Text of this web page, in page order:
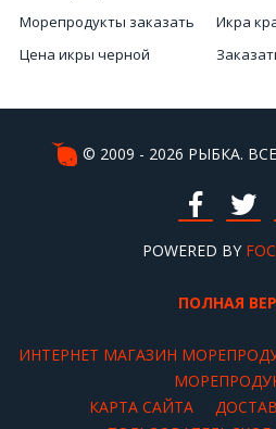
Морепродукты заказать
Цена икры черной
Заказать креветки Киев
Красная икра стоимость
Икра
Мясо
Мидиии
© 2009 - 2026 РЫБКА.
POWERED BY
ПОЛНАЯ
ИНТЕРНЕТ МАГАЗИН
КАРТА САЙТА